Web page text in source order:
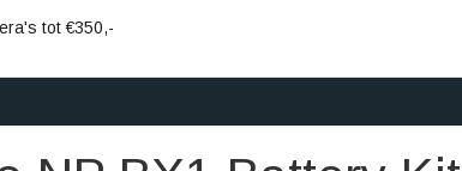
tot €350,-